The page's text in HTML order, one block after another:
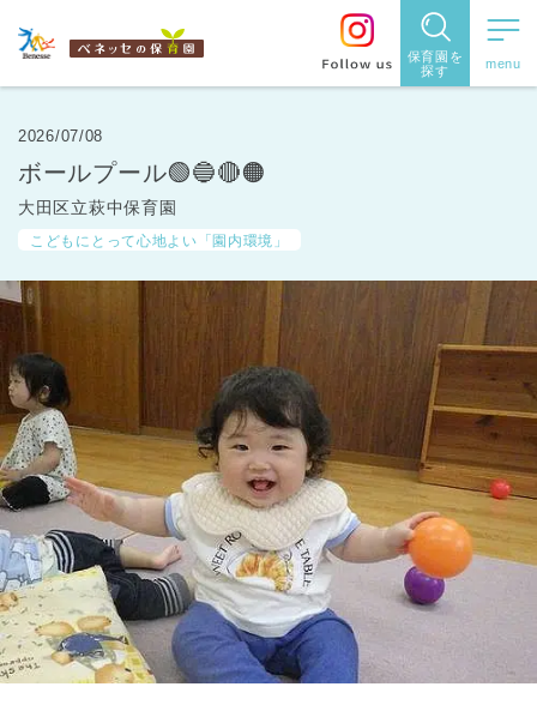
保育園を
探す
保育園を探す
住所・駅
名から探
す
都道府県
から探す
東京都
東京都 全域
2026/07/08
ボールプール🟢🔵🔴🟠
大田区立萩中保育園
こどもにとって心地よい「園内環境」